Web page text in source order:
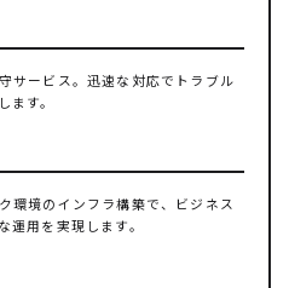
サービス。迅速な対応でトラブル
す。
環境のインフラ構築で、ビジネス
運用を実現します。